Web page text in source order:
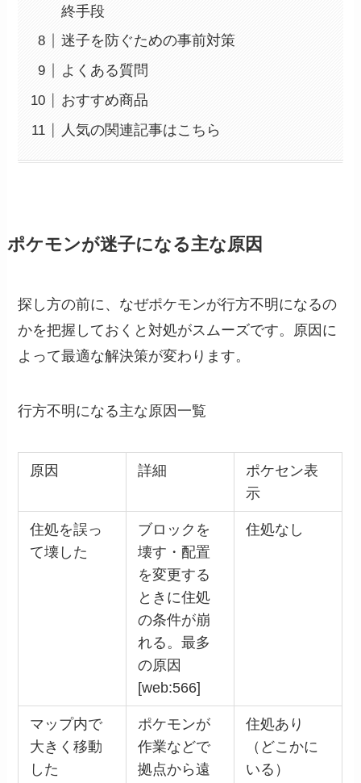
終手段
迷子を防ぐための事前対策
よくある質問
おすすめ商品
人気の関連記事はこちら
ポケモンが迷子になる主な原因
探し方の前に、なぜポケモンが行方不明になるの
かを把握しておくと対処がスムーズです。原因に
よって最適な解決策が変わります。
行方不明になる主な原因一覧
原因 詳細
ポケセン表
示
住処を誤っ
て壊した
ブロックを
壊す・配置
を変更する
ときに住処
の条件が崩
れる。最多
の原因
[web:566]
住処なし
マップ内で
大きく移動
した
ポケモンが
作業などで
拠点から遠
住処あり
（どこかに
いる）